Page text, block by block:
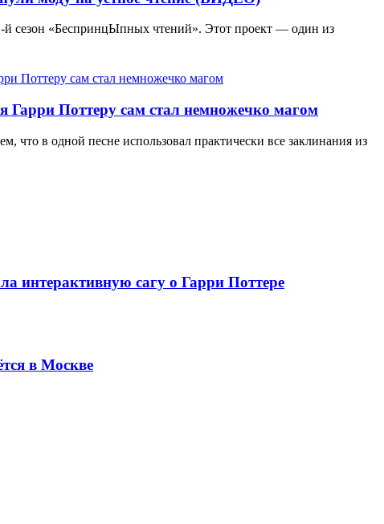
й сезон «БеспринцЫпных чтений». Этот проект — один из
Гарри Поттеру сам стал немножечко магом
что в одной песне использовал практически все заклинания из
интерактивную сагу о Гарри Поттере
в Москве